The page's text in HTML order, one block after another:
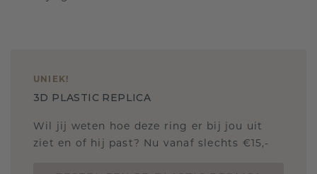
UNIEK!
3D PLASTIC REPLICA
Wil jij weten hoe deze ring er bij jou uit
ziet en of hij past? Nu vanaf slechts €15,-